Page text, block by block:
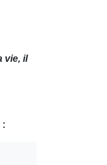
vie, il
: